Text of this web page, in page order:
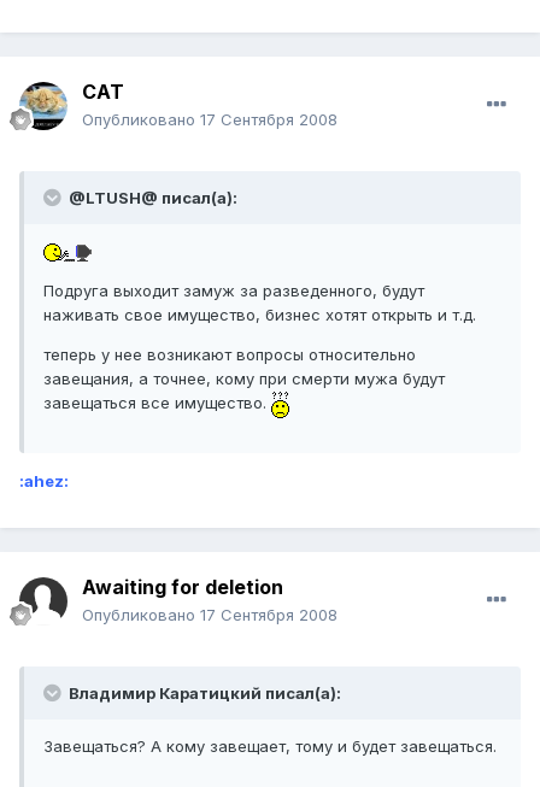
CAT
Опубликовано 17 Сентября 2008
@LTUSH@ писал(а):
Подруга выходит замуж за разведенного, будут
наживать свое имущество, бизнес хотят открыть и т.д.
теперь у нее возникают вопросы относительно
завещания, а точнее, кому при смерти мужа будут
завещаться все имущество.
:ahez:
Awaiting for deletion
Опубликовано 17 Сентября 2008
Владимир Каратицкий писал(а):
Завещаться? А кому завещает, тому и будет завещаться.